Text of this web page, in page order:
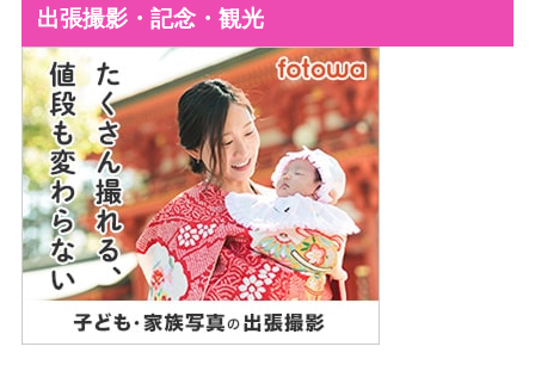
出張撮影・記念・観光